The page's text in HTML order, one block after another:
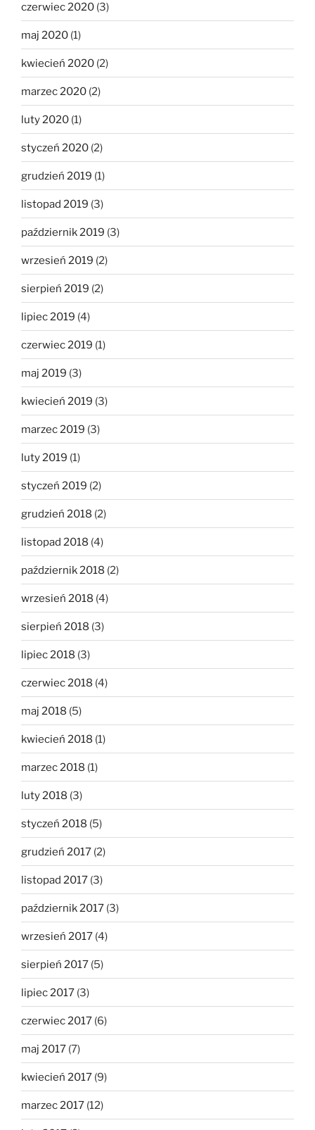
czerwiec 2020 (3)
maj 2020 (1)
kwiecień 2020 (2)
marzec 2020 (2)
luty 2020 (1)
styczeń 2020 (2)
grudzień 2019 (1)
listopad 2019 (3)
październik 2019 (3)
wrzesień 2019 (2)
sierpień 2019 (2)
lipiec 2019 (4)
czerwiec 2019 (1)
maj 2019 (3)
kwiecień 2019 (3)
marzec 2019 (3)
luty 2019 (1)
styczeń 2019 (2)
grudzień 2018 (2)
listopad 2018 (4)
październik 2018 (2)
wrzesień 2018 (4)
sierpień 2018 (3)
lipiec 2018 (3)
czerwiec 2018 (4)
maj 2018 (5)
kwiecień 2018 (1)
marzec 2018 (1)
luty 2018 (3)
styczeń 2018 (5)
grudzień 2017 (2)
listopad 2017 (3)
październik 2017 (3)
wrzesień 2017 (4)
sierpień 2017 (5)
lipiec 2017 (3)
czerwiec 2017 (6)
maj 2017 (7)
kwiecień 2017 (9)
marzec 2017 (12)